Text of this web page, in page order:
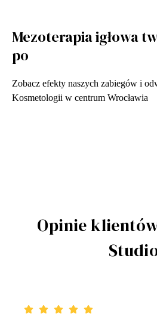
Mezoterapia igłowa
po
Zobacz efekty naszych zabiegów i
Kosmetologii w centrum Wrocławia
Opinie